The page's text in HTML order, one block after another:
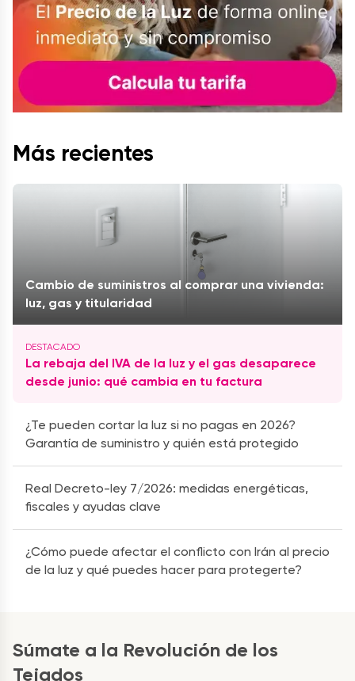
Más recientes
Cambio de suministros al comprar una vivienda:
luz, gas y titularidad
La rebaja del IVA de la luz y el gas desaparece
desde junio: qué cambia en tu factura
¿Te pueden cortar la luz si no pagas en 2026?
Garantía de suministro y quién está protegido
Real Decreto-ley 7/2026: medidas energéticas,
fiscales y ayudas clave
¿Cómo puede afectar el conflicto con Irán al precio
de la luz y qué puedes hacer para protegerte?
Súmate a la Revolución de los
Tejados